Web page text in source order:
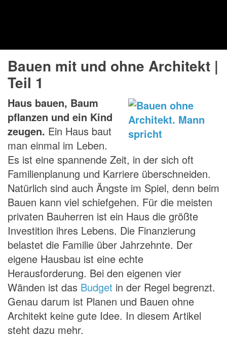
Bauen mit und ohne Architekt |
Teil 1
Haus bauen, Baum
pflanzen und ein Kind
zeugen. Ein Haus baut
man einmal im Leben.
Es ist eine spannende Zeit, in der sich oft
Familienplanung und Karriere überschneiden.
Natürlich sind auch Ängste im Spiel, denn beim
Bauen kann viel schiefgehen. Für die meisten
privaten Bauherren ist ein Haus die größte
Investition ihres Lebens. Die Finanzierung
belastet die Familie über Jahrzehnte. Der
eigene Hausbau ist eine echte
Herausforderung. Bei den eigenen vier
Wänden ist das Budget in der Regel begrenzt.
Genau darum ist Planen und Bauen ohne
Architekt keine gute Idee. In diesem Artikel
steht dazu mehr.